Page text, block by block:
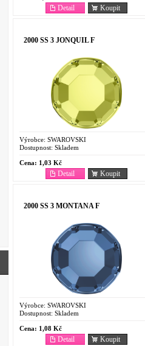
Koupit
Detail
2000 SS 3 JONQUIL F
Výrobce: SWAROVSKI
Dostupnost: Skladem
Cena: 1,03 Kč
Koupit
Detail
2000 SS 3 MONTANA F
Výrobce: SWAROVSKI
Dostupnost: Skladem
Cena: 1,08 Kč
Koupit
Detail